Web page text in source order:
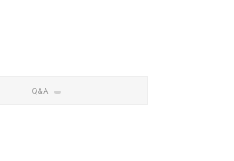
Q&A